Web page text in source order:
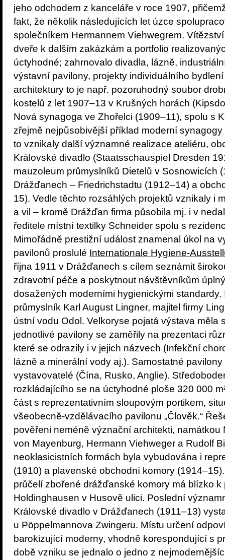
jeho odchodem z kanceláře v roce 1907,
fakt, že několik následujících let úzce
společníkem Hermannem Viehwegrem.
dveře k dalším zakázkám a portfolio
úctyhodné; zahrnovalo divadla, lázně,
výstavní pavilony, projekty individuálního
architektury to je např. pozoruhodný soubor
kostelů z let 1907–13 v Krušných horách
Nová synagoga ve Zhořelci (1909–11), spolu s
zřejmě nejpůsobivější příklad moderní
to vznikaly další významné realizace ateliéru,
Královské divadlo (Staatsschauspiel Dresden
mauzoleum průmyslníků Dietelů v Sosnowicích
Drážďanech – Friedrichstadtu (1912–14) a
15). Vedle těchto rozsáhlých projektů vznikaly i
a vil – kromě Drážďan firma působila mj. i v
ředitele místní textilky Schneider spolu s
Mimořádně prestižní událost znamenal úkol na
pavilonů proslulé Internationale Hygiene-
října 1911 v Drážďanech s cílem seznámit
zdravotní péče a poskytnout návštěvníkům
dosažených moderními hygienickými
průmyslník Karl August Lingner, majitel firmy
ústní vodu Odol. Velkoryse pojatá výstava měla
jednotlivé pavilony se zaměřily na prezentaci
které se odrazily i v jejich názvech (Infekční
lázně a minerální vody aj.). Samostatné
vystavovatelé (Čína, Rusko, Anglie).
rozkládajícího se na úctyhodné ploše 320 000
část s reprezentativním sloupovým portikem,
všeobecně-vzdělávacího pavilonu „Člověk.“
pověřeni neméně význační architekti, namátkou
von Mayenburg, Hermann Viehweger a Rudolf
neoklasicistních formách byla vybudována i
(1910) a plavenské obchodní komory
průčelí zbořené drážďanské komory má blízko
Holdinghausen v Husově ulici. Poslední
Královské divadlo v Drážďanech (1911–13)
u Pöppelmannova Zwingeru. Místu určení
barokizující moderny, vhodně korespondující s
době vzniku se jednalo o jedno z